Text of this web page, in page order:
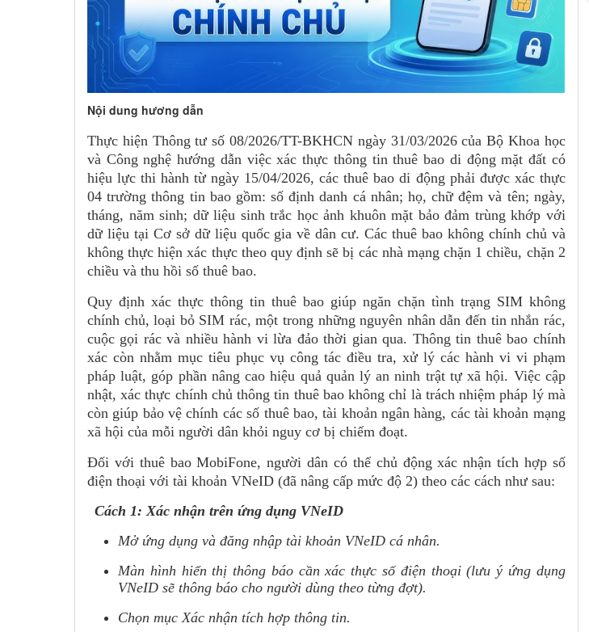
Nội dung hương dẫn
Thực hiện Thông tư số 08/2026/TT-BKHCN ngày 31/03/2026 của Bộ Khoa học
và Công nghệ hướng dẫn việc xác thực thông tin thuê bao di động mặt đất có
hiệu lực thi hành từ ngày 15/04/2026, các thuê bao di động phải được xác thực
04 trường thông tin bao gồm: số định danh cá nhân; họ, chữ đệm và tên; ngày,
tháng, năm sinh; dữ liệu sinh trắc học ảnh khuôn mặt bảo đảm trùng khớp với
dữ liệu tại Cơ sở dữ liệu quốc gia về dân cư.Các thuê bao không chính chủ và
không thực hiện xác thực theo quy định sẽ bị các nhà mạng chặn 1 chiều, chặn 2
chiều và thu hồi số thuê bao.
Quy định xác thực thông tin thuê bao giúp ngăn chặn tình trạng SIM không
chính chủ, loại bỏ SIM rác, một trong những nguyên nhân dẫn đến tin nhắn rác,
cuộc gọi rác và nhiều hành vi lừa đảo thời gian qua. Thông tin thuê bao chính
xác còn nhằm mục tiêu phục vụ công tác điều tra, xử lý các hành vi vi phạm
pháp luật, góp phần nâng cao hiệu quả quản lý an ninh trật tự xã hội. Việc cập
nhật, xác thực chính chủ thông tin thuê bao không chỉ là trách nhiệm pháp lý mà
còn giúp bảo vệ chính các số thuê bao, tài khoản ngân hàng, các tài khoản mạng
xã hội của mỗi người dân khỏi nguy cơ bị chiếm đoạt.
Đối với thuê bao MobiFone, người dân có thể chủ động xác nhận tích hợp số
điện thoại với tài khoản VNeID (đã nâng cấp mức độ 2) theo các cách như sau:
Cách 1: Xác nhận trên ứng dụng VNeID
Mở ứng dụng và đăng nhập tài khoản VNeID cá nhân.
Màn hình hiển thị thông báo cần xác thực số điện thoại (lưu ý ứng dụng
VNeID sẽ thông báo cho người dùng theo từng đợt).
Chọn mục Xác nhận tích hợp thông tin.